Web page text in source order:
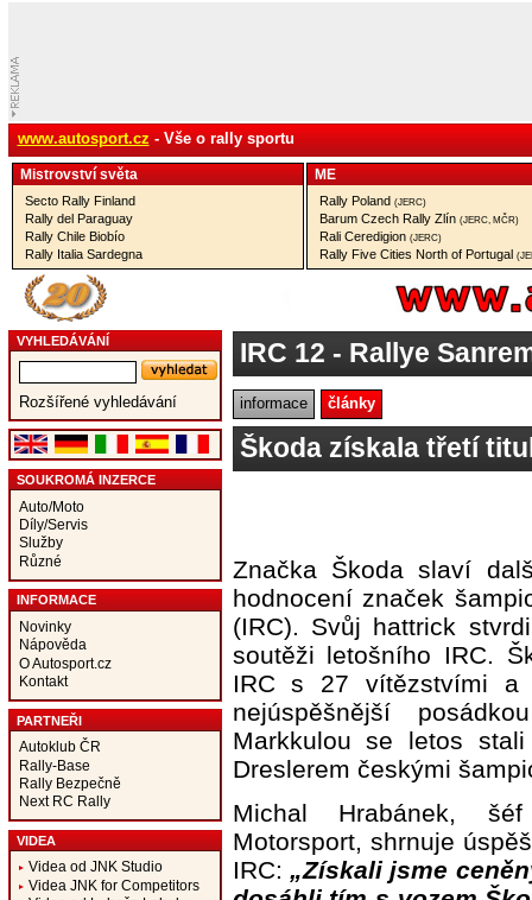
www.autosport.cz - Vše o rally sportu
Mistrovství­ světa
Secto Rally Finland
Rally del Paraguay
Rally Chile Biobío
Rally Italia Sardegna
ME
Rally Poland (JERC)
Barum Czech Rally Zlín (JERC, MČR)
Rali Ceredigion (JERC)
Rally Five Cities North of Portugal
VYHLEDÁVÁNÍ
Rozšířené vyhledávání
SOUKROMÁ INZERCE
Auto/Moto
Díly/Servis
Služby
Různé
INFORMACE
Novinky
Nápověda
O Autosport.cz
Kontakt
PARTNEŘI
Autoklub ČR
Rally-Base
Rally Bezpečně
Next RC Rally
VIDEA
Videa od JNK Studio
Videa JNK for Competitors
IRC 12 - Rallye
informace články
Škoda získala třetí
Značka Škoda slaví
hodnocení značek
(IRC). Svůj hattrick
soutěži letošního IRC.
IRC s 27 vítězstvími a
nejúspěšnější
Markkulou se letos
Dreslerem českými
Michal Hrabánek,
Motorsport, shrnuje
IRC: „Získali jsme